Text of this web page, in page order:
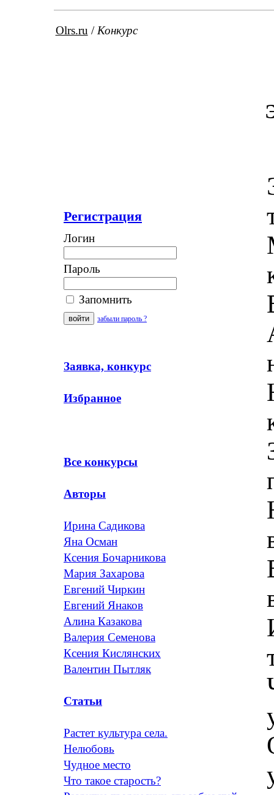
Olrs.ru / Конкурс
Регистрация
Логин
Пароль
Запомнить
забыли пароль ?
Заявка, конкурс
Избранное
Все конкурсы
Авторы
Ирина Садикова
Яна Осман
Ксения Бочарникова
Мария Захарова
Евгений Чиркин
Евгений Янаков
Алина Казакова
Валерия Семенова
Ксения Кислянских
Валентин Пытляк
Статьи
Растет культура села.
Нелюбовь
Чудное место
Что такое старость?